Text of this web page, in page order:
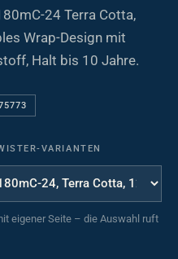
24 Terra Cotta,
Wrap-Design mit
Halt bis 10 Jahre.
VARIANTEN
eigener Seite – die Auswahl ruft